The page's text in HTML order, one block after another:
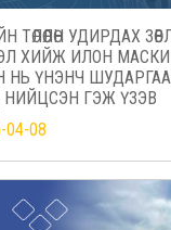
УДИРДАХ
ХИЙЖ ИЛОН
НЬ ҮНЭНЧ
НИЙЦСЭН ГЭЖ ҮЗЭВ
04-08